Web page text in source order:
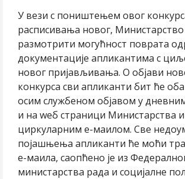
У вези с поништењем овог
расписивања новог,
размотрити могућност поврата
документације апликантима с
новог пријављивања. О објави
конкурса сви апликанти бит ће
осим службеном објавом у
и на wеб страници Министарства и
циркуларним е-маилом. Све
појашњења апликанти ће моћи
е-маила, саопћено је из
министарства рада и социјалне